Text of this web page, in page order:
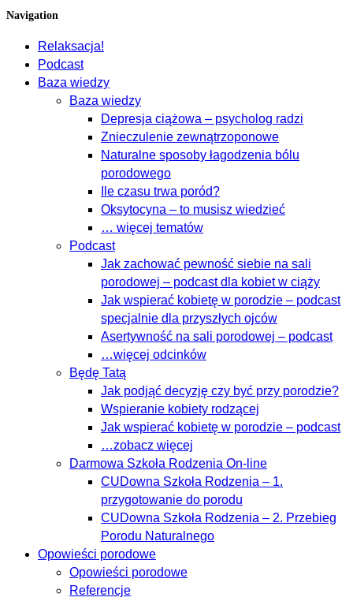
Navigation
Relaksacja!
Podcast
Baza wiedzy
Baza wiedzy
Depresja ciążowa – psycholog radzi
Znieczulenie zewnątrzoponowe
Naturalne sposoby łagodzenia bólu
porodowego
Ile czasu trwa poród?
Oksytocyna – to musisz wiedzieć
… więcej tematów
Podcast
Jak zachować pewność siebie na sali
porodowej – podcast dla kobiet w ciąży
Jak wspierać kobietę w porodzie – podcast
specjalnie dla przyszłych ojców
Asertywność na sali porodowej – podcast
…więcej odcinków
Będę Tatą
Jak podjąć decyzję czy być przy porodzie?
Wspieranie kobiety rodzącej
Jak wspierać kobietę w porodzie – podcast
…zobacz więcej
Darmowa Szkoła Rodzenia On-line
CUDowna Szkoła Rodzenia – 1.
przygotowanie do porodu
CUDowna Szkoła Rodzenia – 2. Przebieg
Porodu Naturalnego
Opowieści porodowe
Opowieści porodowe
Referencje